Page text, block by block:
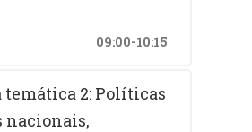
09:00-10:15
temática 2: Políticas
nacionais,